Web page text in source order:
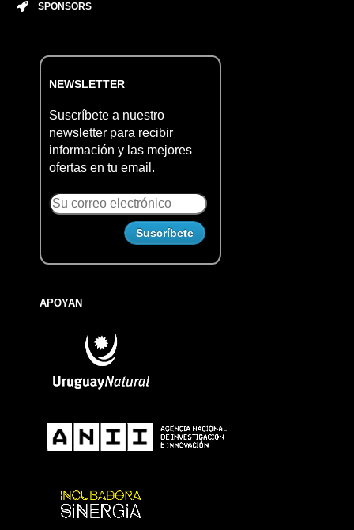
SPONSORS
NEWSLETTER
Suscríbete a nuestro
newsletter para recibir
información y las mejores
ofertas en tu email.
APOYAN